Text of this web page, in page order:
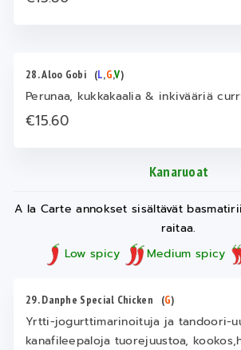
28. Aloo Gobi (L,G,V)
Perunaa, kukkakaalia & inkivääriä
€15.60
Kanaruoat
A la Carte annokset sisältävät
raitaa.
Low spicy
Medium spicy
29. Danphe Special Chicken (G)
Yrtti-jogurttimarinoituja ja tandoori-
kanafileepaloja tuorejuustoa,